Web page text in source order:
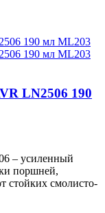
LN2506 190
– усиленный
поршней,
стойких смолисто-